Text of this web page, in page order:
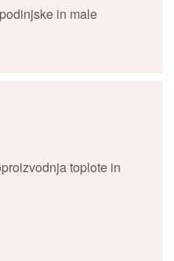
in male
toplote in